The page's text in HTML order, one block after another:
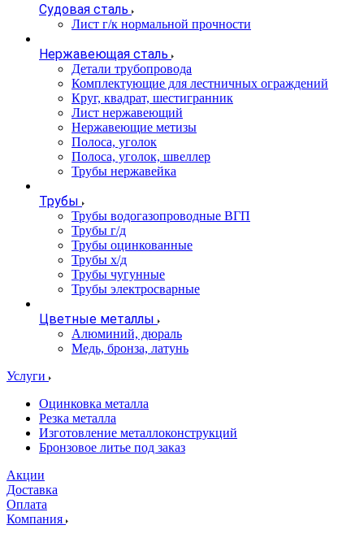
Судовая сталь
Лист г/к нормальной прочности
Нержавеющая сталь
Детали трубопровода
Комплектующие для лестничных ограждений
Круг, квадрат, шестигранник
Лист нержавеющий
Нержавеющие метизы
Полоса, уголок
Полоса, уголок, швеллер
Трубы нержавейка
Трубы
Трубы водогазопроводные ВГП
Трубы г/д
Трубы оцинкованные
Трубы х/д
Трубы чугунные
Трубы электросварные
Цветные металлы
Алюминий, дюраль
Медь, бронза, латунь
Услуги
Оцинковка металла
Резка металла
Изготовление металлоконструкций
Бронзовое литье под заказ
Акции
Доставка
Оплата
Компания